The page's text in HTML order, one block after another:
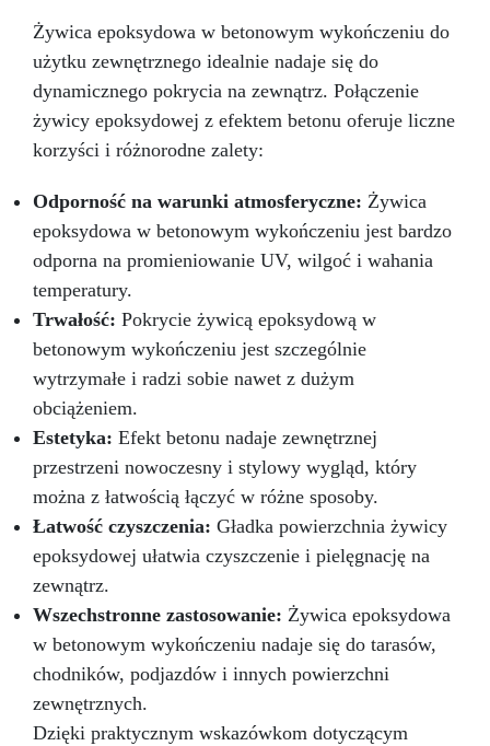
Żywica epoksydowa w betonowym wykończeniu do
użytku zewnętrznego idealnie nadaje się do
dynamicznego pokrycia na zewnątrz. Połączenie
żywicy epoksydowej z efektem betonu oferuje liczne
korzyści i różnorodne zalety:
Odporność na warunki atmosferyczne: Żywica
epoksydowa w betonowym wykończeniu jest bardzo
odporna na promieniowanie UV, wilgoć i wahania
temperatury.
Trwałość: Pokrycie żywicą epoksydową w
betonowym wykończeniu jest szczególnie
wytrzymałe i radzi sobie nawet z dużym
obciążeniem.
Estetyka: Efekt betonu nadaje zewnętrznej
przestrzeni nowoczesny i stylowy wygląd, który
można z łatwością łączyć w różne sposoby.
Łatwość czyszczenia: Gładka powierzchnia żywicy
epoksydowej ułatwia czyszczenie i pielęgnację na
zewnątrz.
Wszechstronne zastosowanie: Żywica epoksydowa
w betonowym wykończeniu nadaje się do tarasów,
chodników, podjazdów i innych powierzchni
zewnętrznych.
Dzięki praktycznym wskazówkom dotyczącym